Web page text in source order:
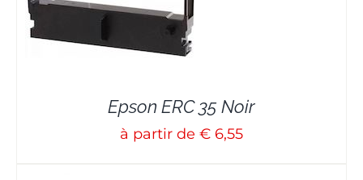
Epson ERC 35 Noir
à partir de € 6,55